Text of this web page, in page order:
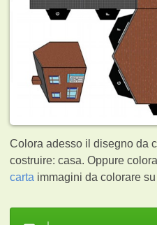
Colora adesso il disegno da
costruire: casa. Oppure
carta immagini da colorare